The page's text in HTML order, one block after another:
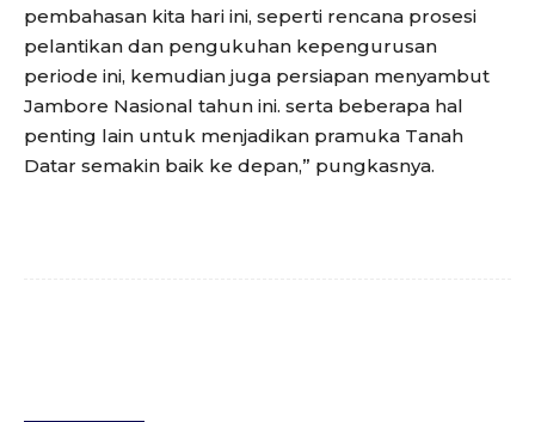
pembahasan kita hari ini, seperti rencana prosesi
pelantikan dan pengukuhan kepengurusan
periode ini, kemudian juga persiapan menyambut
Jambore Nasional tahun ini. serta beberapa hal
penting lain untuk menjadikan pramuka Tanah
Datar semakin baik ke depan,” pungkasnya.